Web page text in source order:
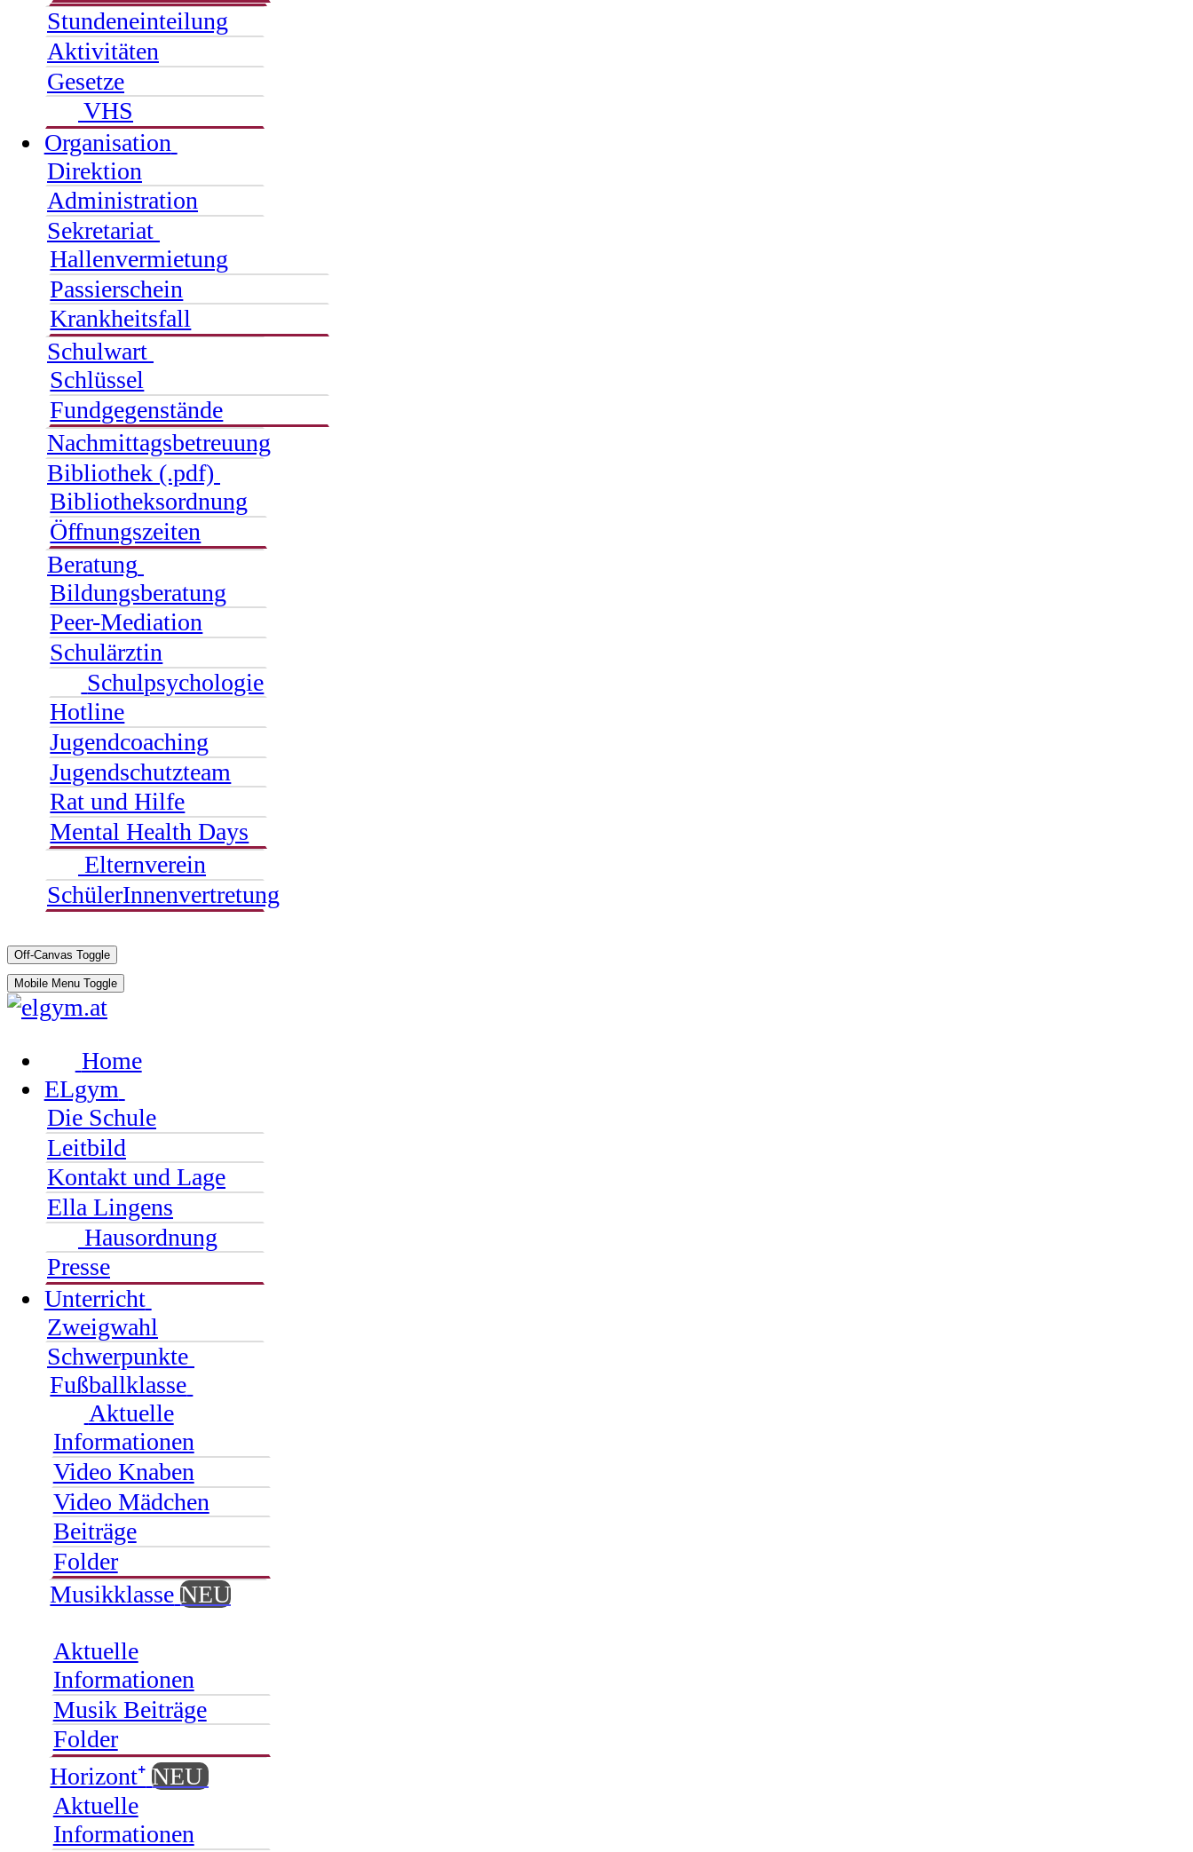
Stundeneinteilung
Aktivitäten
Gesetze
VHS
Organisation
Direktion
Administration
Sekretariat
Hallenvermietung
Passierschein
Krankheitsfall
Schulwart
Schlüssel
Fundgegenstände
Nachmittagsbetreuung
Bibliothek (.pdf)
Bibliotheksordnung
Öffnungszeiten
Beratung
Bildungsberatung
Peer-Mediation
Schulärztin
Schulpsychologie
Hotline
Jugendcoaching
Jugendschutzteam
Rat und Hilfe
Mental Health Days
Elternverein
SchülerInnenvertretung
Off-Canvas Toggle
Mobile Menu Toggle
Home
ELgym
Die Schule
Leitbild
Kontakt und Lage
Ella Lingens
Hausordnung
Presse
Unterricht
Zweigwahl
Schwerpunkte
Fußballklasse
Aktuelle
Informationen
Video Knaben
Video Mädchen
Beiträge
Folder
Musikklasse NEU
Aktuelle
Informationen
Musik Beiträge
Folder
Horizont⁺ NEU
Aktuelle
Informationen